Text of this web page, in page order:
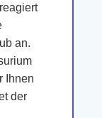
an.
Ihnen
der